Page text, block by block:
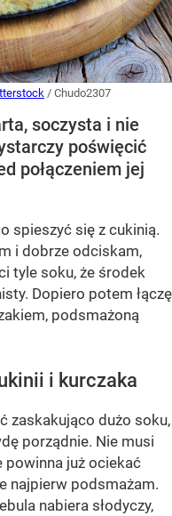
/ Chudo2307
soczysta i nie
poświęcić
połączeniem jej
spieszyć się z cukinią.
i dobrze odciskam,
tyle soku, że środek
Dopiero potem łączę
podsmażoną
i kurczaka
zaskakująco dużo soku,
porządnie. Nie musi
powinna już ociekać
najpierw podsmażam.
nabiera słodyczy,